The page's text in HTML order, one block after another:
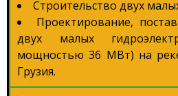
Строительство двух
Проектирование,
двух малых
мощностью 36 МВт) на
Грузия.